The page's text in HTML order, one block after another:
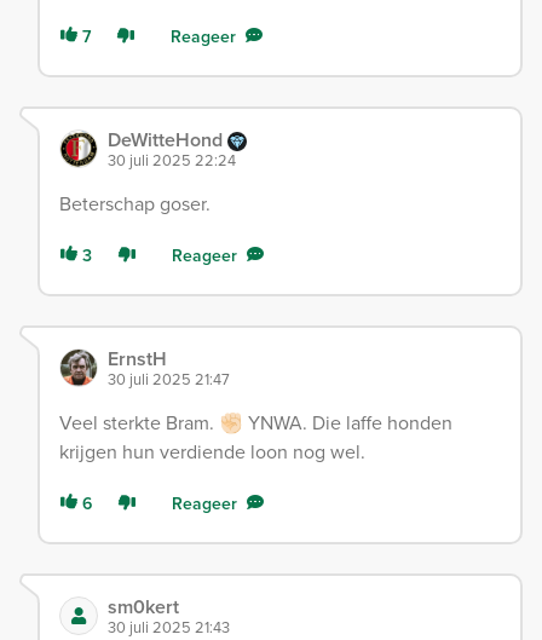
7 Reageer
DeWitteHond
30 juli 2025 22:24
Beterschap goser.
3 Reageer
ErnstH
30 juli 2025 21:47
Veel sterkte Bram. ✊🏻 YNWA. Die laffe honden
krijgen hun verdiende loon nog wel.
6 Reageer
sm0kert
30 juli 2025 21:43